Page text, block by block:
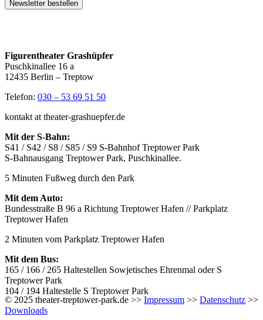
Figurentheater Grashüpfer
Puschkinallee 16 a
12435 Berlin – Treptow
Telefon: 030 – 53 69 51 50
kontakt at theater-grashuepfer.de
Mit der S-Bahn:
S41 / S42 / S8 / S85 / S9 S-Bahnhof Treptower Park
S-Bahnausgang Treptower Park, Puschkinallee.
5 Minuten Fußweg durch den Park
Mit dem Auto:
Bundesstraße B 96 a Richtung Treptower Hafen // Parkplatz
Treptower Hafen
2 Minuten vom Parkplatz Treptower Hafen
Mit dem Bus:
165 / 166 / 265 Haltestellen Sowjetisches Ehrenmal oder S
Treptower Park
104 / 194 Haltestelle S Treptower Park
© 2025 theater-treptower-park.de >> Impressum >> Datenschutz >>
Downloads